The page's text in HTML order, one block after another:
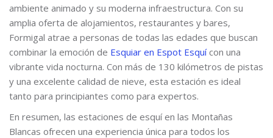
ambiente animado y su moderna infraestructura. Con su
amplia oferta de alojamientos, restaurantes y bares,
Formigal atrae a personas de todas las edades que buscan
combinar la emoción de Esquiar en Espot Esquícon una
vibrante vida nocturna. Con más de 130 kilómetros de pistas
y una excelente calidad de nieve, esta estación es ideal
tanto para principiantes como para expertos.
En resumen, las estaciones de esquí en las Montañas
Blancas ofrecen una experiencia única para todos los